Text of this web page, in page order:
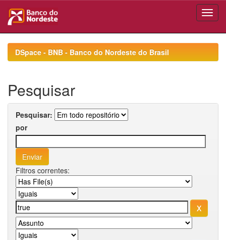
navigationDSpace - BNB - Banco do Nordeste do Brasil
Pesquisar
Pesquisar:
por
Filtros correntes: